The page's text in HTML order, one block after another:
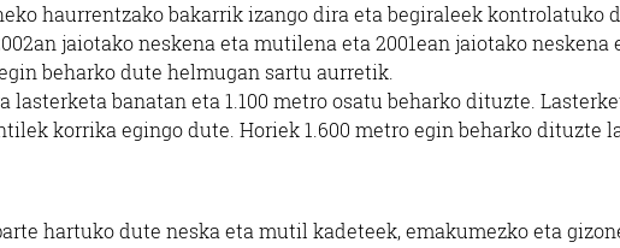
haurrentzako bakarrik izango dira eta begiraleek kontrolatuko
jaiotako neskena eta mutilena eta 2001ean jaiotako neskena
beharko dute helmugan sartu aurretik.
banatan eta 1.100 metro osatu beharko dituzte.
korrika egingo dute. Horiek 1.600 metro egin beharko dituzte
hartuko dute neska eta mutil kadeteek, emakumezko eta